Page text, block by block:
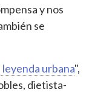
y nos
se
leyenda urbana",
dietista-